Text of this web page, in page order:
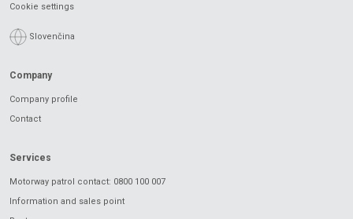
Cookie settings
Slovenčina
Company
Company profile
Contact
Services
Motorway patrol contact: 0800 100 007
Information and sales point